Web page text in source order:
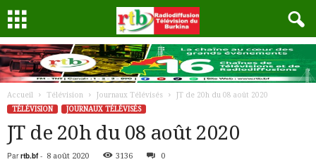
Accueil Télévision Journaux Télévisés
JT de 20h du 08 août 2020
TÉLÉVISION
JOURNAUX TÉLÉVISÉS
JT de 20h du 08 août 2020
Par rtb.bf- 8 août 2020 3136 0